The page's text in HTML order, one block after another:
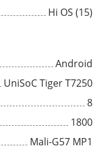
Hi OS (15)
Android
UniSoC Tiger T7250
8
1800
Mali-G57 MP1